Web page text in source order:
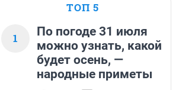
ТОП 5
1
По погоде 31 июля
можно узнать, какой
будет осень, —
народные приметы